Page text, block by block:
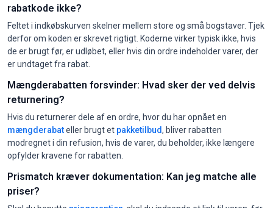
rabatkode ikke?
Feltet i indkøbskurven skelner mellem store og små bogstaver. Tjek
derfor om koden er skrevet rigtigt. Koderne virker typisk ikke, hvis
de er brugt før, er udløbet, eller hvis din ordre indeholder varer, der
er undtaget fra rabat.
Mængderabatten forsvinder: Hvad sker der ved delvis
returnering?
Hvis du returnerer dele af en ordre, hvor du har opnået en
mængderabateller brugt et pakketilbud, bliver rabatten
modregnet i din refusion, hvis de varer, du beholder, ikke længere
opfylder kravene for rabatten.
Prismatch kræver dokumentation: Kan jeg matche alle
priser?